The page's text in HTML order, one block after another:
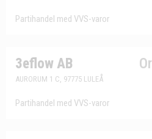
Partihandel med VVS-varor
3eflow AB
AURORUM 1 C, 97775 LULEÅ
Partihandel med VVS-varor